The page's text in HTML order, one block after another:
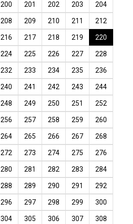
200 201 202 203 204
208 209 210 211 212
216 217 218 219 220
224 225 226 227 228
232 233 234 235 236
240 241 242 243 244
248 249 250 251 252
256 257 258 259 260
264 265 266 267 268
272 273 274 275 276
280 281 282 283 284
288 289 290 291 292
296 297 298 299 300
304 305 306 307 308